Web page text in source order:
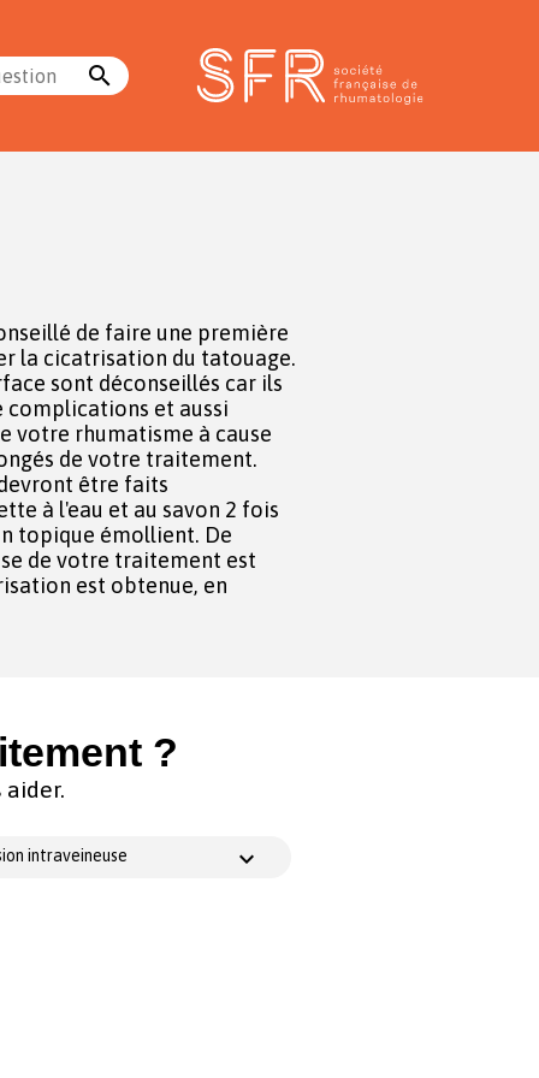
search
de faire une première
sont déconseillés car ils
complications et aussi
votre rhumatisme à cause
de votre traitement.
être faits
topique émollient. De
de votre traitement est
est obtenue, en
?
intraveineuse